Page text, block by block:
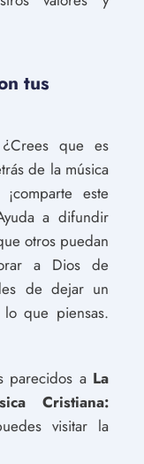
tus
que es
de la música
este
a difundir
otros puedan
a Dios de
de dejar un
que piensas.
parecidos a La
Cristiana:
visitar la